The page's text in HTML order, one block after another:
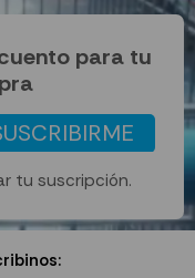
para tu
tu suscripción.